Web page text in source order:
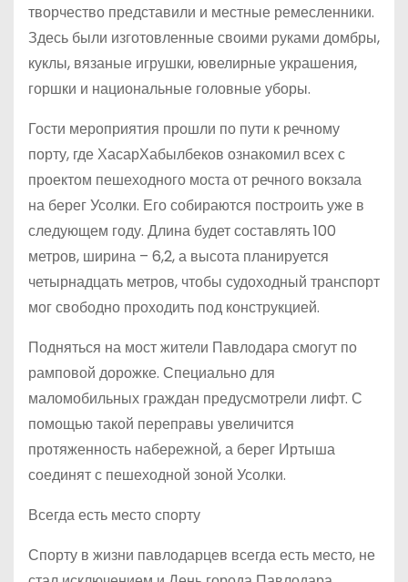
творчество представили и местные ремесленники.
Здесь были изготовленные своими руками домбры,
куклы, вязаные игрушки, ювелирные украшения,
горшки и национальные головные уборы.
Гости мероприятия прошли по пути к речному
порту, где ХасарХабылбеков ознакомил всех с
проектом пешеходного моста от речного вокзала
на берег Усолки. Его собираются построить уже в
следующем году. Длина будет составлять 100
метров, ширина – 6,2, а высота планируется
четырнадцать метров, чтобы судоходный транспорт
мог свободно проходить под конструкцией.
Подняться на мост жители Павлодара смогут по
рамповой дорожке. Специально для
маломобильных граждан предусмотрели лифт. С
помощью такой переправы увеличится
протяженность набережной, а берег Иртыша
соединят с пешеходной зоной Усолки.
Всегда есть место спорту
Спорту в жизни павлодарцев всегда есть место, не